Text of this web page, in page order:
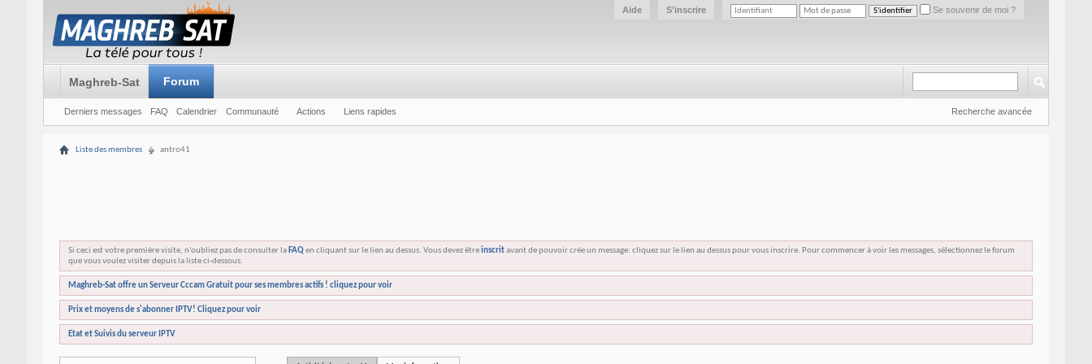
Se souvenir de moi ?
S'inscrire
Aide
Maghreb-Sat Forum
Derniers messages FAQ Calendrier Communauté Actions Liens rapides Recherche avancée
Liste des membres antro41
Si ceci est votre première visite, n'oubliez pas de consulter la FAQen cliquant sur le lien au dessus. Vous devez êtreinscritavant de pouvoir crée un message: cliquez sur le lien au dessus pour vous inscrire. Pour commencer à voir les messages, sélectionnez le forum
que vous voulez visiter depuis la liste ci-dessous.
Maghreb-Sat offre un Serveur Cccam Gratuit pour ses membres actifs ! cliquez pour voir
Prix et moyens de s'abonner IPTV! Cliquez pour voir
Etat et Suivis du serveur IPTV